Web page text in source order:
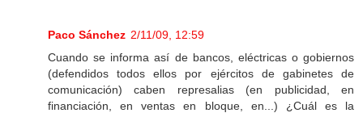
Paco Sánchez 2/11/09, 12:59
Cuando se informa así de bancos, eléctricas o gobiernos
(defendidos todos ellos por ejércitos de gabinetes de
comunicación) caben represalias (en publicidad, en
financiación, en ventas en bloque, en...) ¿Cuál es la